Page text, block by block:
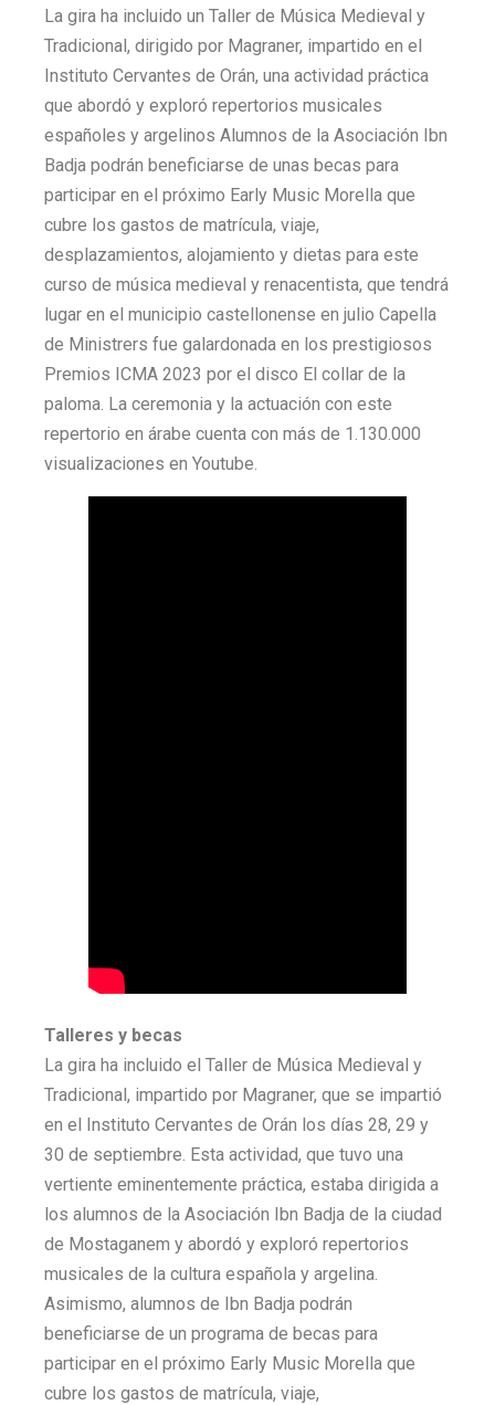
La gira ha incluido un Taller de Música Medieval y
Tradicional, dirigido por Magraner, impartido en el
Instituto Cervantes de Orán, una actividad práctica
que abordó y exploró repertorios musicales
españoles y argelinos Alumnos de la Asociación Ibn
Badja podrán beneficiarse de unas becas para
participar en el próximo Early Music Morella que
cubre los gastos de matrícula, viaje,
desplazamientos, alojamiento y dietas para este
curso de música medieval y renacentista, que tendrá
lugar en el municipio castellonense en julio Capella
de Ministrers fue galardonada en los prestigiosos
Premios ICMA 2023 por el disco El collar de la
paloma. La ceremonia y la actuación con este
repertorio en árabe cuenta con más de 1.130.000
visualizaciones en Youtube.
Talleres y becas
La gira ha incluido el Taller de Música Medieval y
Tradicional, impartido por Magraner, que se impartió
en el Instituto Cervantes de Orán los días 28, 29 y
30 de septiembre. Esta actividad, que tuvo una
vertiente eminentemente práctica, estaba dirigida a
los alumnos de la Asociación Ibn Badja de la ciudad
de Mostaganem y abordó y exploró repertorios
musicales de la cultura española y argelina.
Asimismo, alumnos de Ibn Badja podrán
beneficiarse de un programa de becas para
participar en el próximo Early Music Morella que
cubre los gastos de matrícula, viaje,